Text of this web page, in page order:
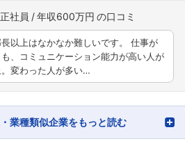
正社員 年収600万円
以上はなかなか難しいです。 仕事が
、コミュニケーション能力が高い人が
変わった人が多い…
業種類似企業をもっと読む